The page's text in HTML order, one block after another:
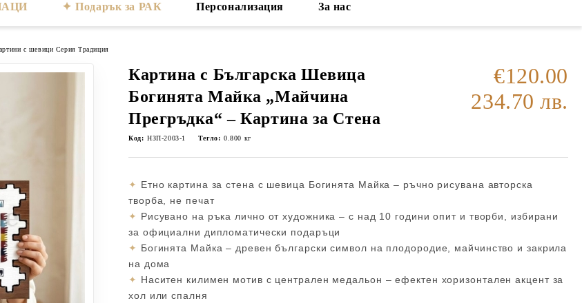
Подарък за РАК Персонализация За нас
с шевици Серия Традиция
Картина с Българска Шевица
Богинята Майка „Майчина
Прегръдка“ – Картина за Стена
€120.00
234.70 лв.
Код: НЗП-2003-1 Тегло: 0.800 кг
✦ Етно картина за стена с шевица Богинята Майка – ръчно рисувана авторска
творба, не печат
✦ Рисувано на ръка лично от художника – с над 10 години опит и творби, избирани
за официални дипломатически подаръци
✦ Богинята Майка – древен български символ на плодородие, майчинство и закрила
на дома
✦ Наситен килимен мотив с централен медальон – ефектен хоризонтален акцент за
хол или спалня